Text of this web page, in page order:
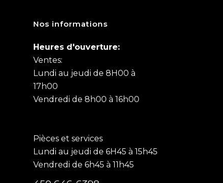
Nos informations
Heures d'ouverture:
Ventes:
Lundi au jeudi de 8H00 à
17h00
Vendredi de 8h00 à 16h00
Pièces et services
Lundi au jeudi de 6H45 à 15h45
Vendredi de 6h45 à 11h45